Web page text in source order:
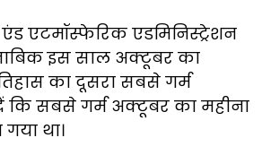
एटमॉस्फेरिक एडमिनिस्ट्रेशन
इस साल अक्टूबर का
का दूसरा सबसे गर्म
कि सबसे गर्म अक्टूबर का महीना
था।